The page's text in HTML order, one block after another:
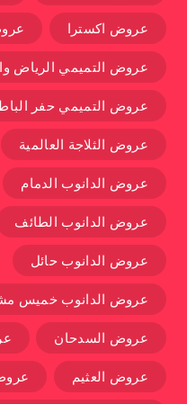
عروض اكسترا
عروض التميمي الرياض
عروض التميمي حفر
عروض الثلاجة العالمية
عروض الدانوب الدمام
عروض الدانوب الطائف
عروض الدانوب حائل
عروض الدانوب خميس
عروض السدحان
عروض العثيم